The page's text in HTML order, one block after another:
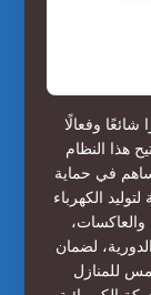
وفعالًا
هذا النظام
في حماية
الكهرباء
لضمان
للمنازل